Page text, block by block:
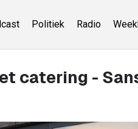
Politiek Radio
catering -